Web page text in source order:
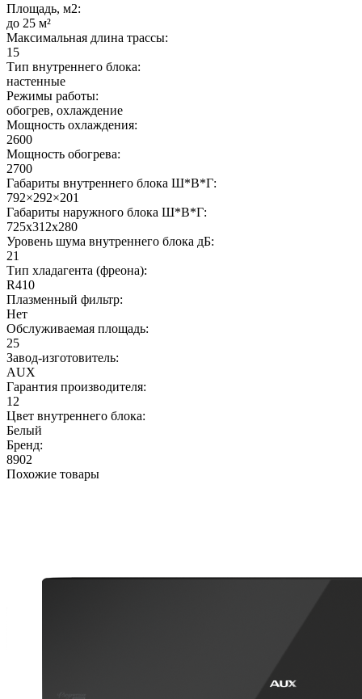
Площадь, м2:
до 25 м²
Максимальная длина трассы:
15
Тип внутреннего блока:
настенные
Режимы работы:
обогрев, охлаждение
Мощность охлаждения:
2600
Мощность обогрева:
2700
Габариты внутреннего блока Ш*В*Г:
792×292×201
Габариты наружного блока Ш*В*Г:
725х312х280
Уровень шума внутреннего блока дБ:
21
Тип хладагента (фреона):
R410
Плазменный фильтр:
Нет
Обслуживаемая площадь:
25
Завод-изготовитель:
AUX
Гарантия производителя:
12
Цвет внутреннего блока:
Белый
Бренд:
8902
Похожие товары